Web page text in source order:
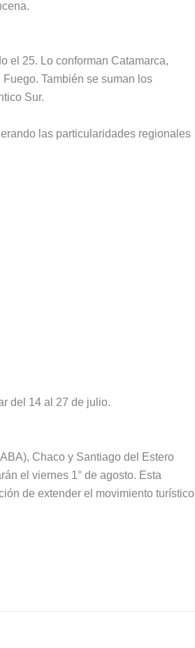
el 25. Lo conforman Catamarca,
También se suman los
Sur.
las particularidades regionales
del 14 al 27 de julio.
Chaco y Santiago del Estero
el viernes 1° de agosto. Esta
de extender el movimiento turístico